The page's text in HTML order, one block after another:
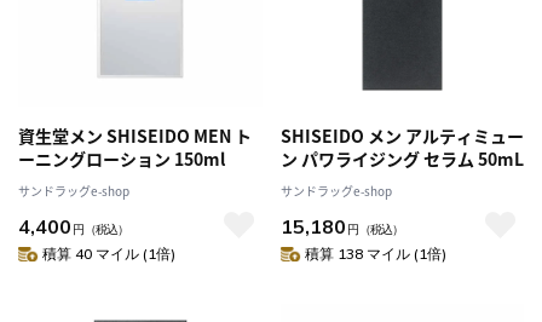
資生堂メン SHISEIDO MEN ト
ーニングローション 150ml
サンドラッグe-shop
4,400 円 （税込）
積算 40 マイル (1倍)
SHISEIDO メン アルティミュー
ン パワライジング セラム 50mL
サンドラッグe-shop
15,180 円 （税込）
積算 138 マイル (1倍)